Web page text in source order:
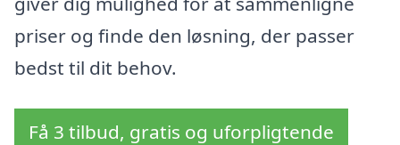
priser og finde den løsning, der passer
bedst til dit behov.
Få 3 tilbud, gratis og uforpligtende